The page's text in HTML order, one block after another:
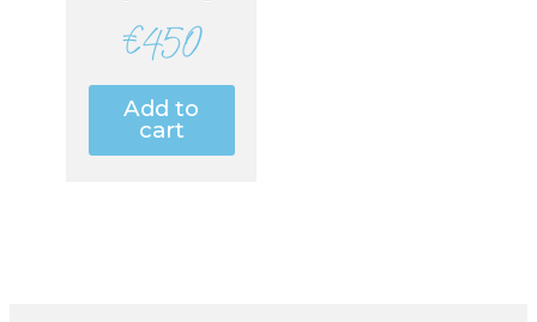
€450
Add to
cart